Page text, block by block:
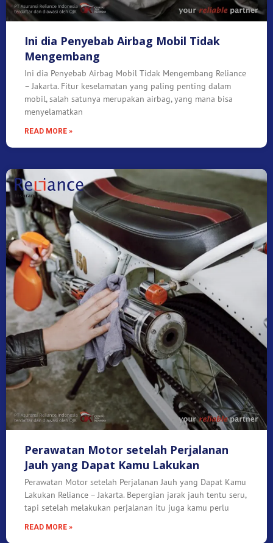
Ini dia Penyebab Airbag Mobil Tidak
Mengembang
Ini dia Penyebab Airbag Mobil Tidak Mengembang Reliance
– Jakarta. Fitur keselamatan yang paling penting dalam
mobil, salah satunya merupakan airbag, yang mana bisa
menyelamatkan
READ MORE »
Perawatan Motor setelah Perjalanan
Jauh yang Dapat Kamu Lakukan
Perawatan Motor setelah Perjalanan Jauh yang Dapat Kamu
Lakukan Reliance – Jakarta. Bepergian jarak jauh tentu seru,
tapi setelah melakukan perjalanan itu juga kamu perlu
READ MORE »